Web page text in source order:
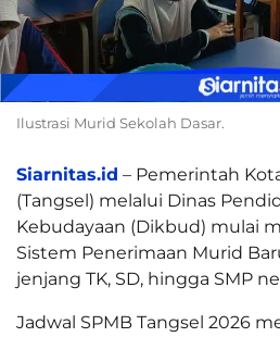
Ilustrasi Murid Sekolah Dasar.
Siarnitas.id – Pemerintah
(Tangsel) melalui Dinas
Kebudayaan (Dikbud) mulai
Sistem Penerimaan Murid
jenjang TK, SD, hingga SMP
Jadwal SPMB Tangsel 2026